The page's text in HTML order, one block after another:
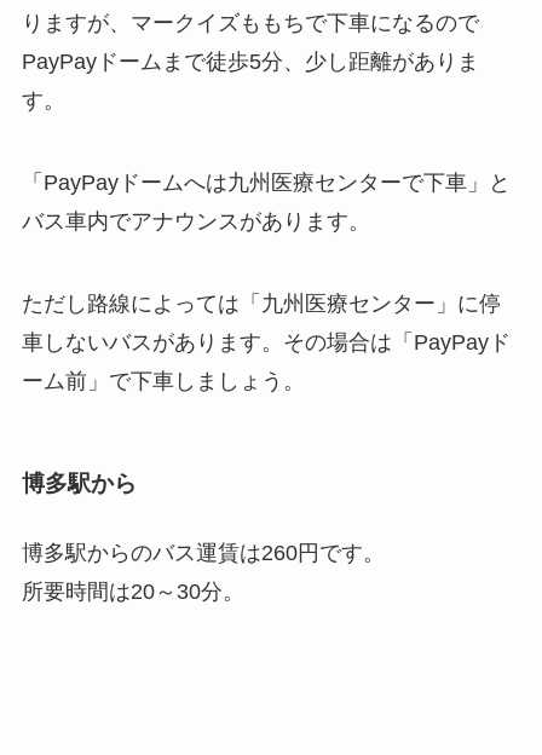
りますが、マークイズももちで下車になるので
PayPayドームまで徒歩5分、少し距離がありま
す。
「PayPayドームへは九州医療センターで下車」と
バス車内でアナウンスがあります。
ただし路線によっては「九州医療センター」に停
車しないバスがあります。その場合は「PayPayド
ーム前」で下車しましょう。
博多駅から
博多駅からのバス運賃は260円です。
所要時間は20～30分。